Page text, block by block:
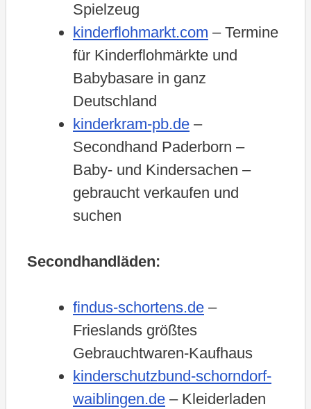
Spielzeug
kinderflohmarkt.com – Termine
für Kinderflohmärkte und
Babybasare in ganz
Deutschland
kinderkram-pb.de –
Secondhand Paderborn –
Baby- und Kindersachen –
gebraucht verkaufen und
suchen
Secondhandläden:
findus-schortens.de –
Frieslands größtes
Gebrauchtwaren-Kaufhaus
kinderschutzbund-schorndorf-
waiblingen.de – Kleiderladen